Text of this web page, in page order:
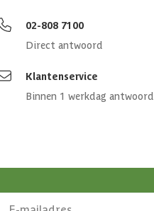
02-808 7100
Direct antwoord
Klantenservice
Binnen 1 werkdag antwoord